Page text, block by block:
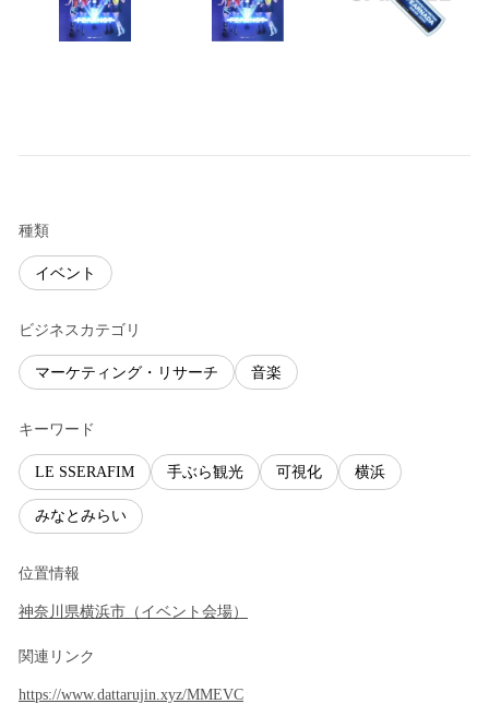
種類
イベント
ビジネスカテゴリ
マーケティング・リサーチ 音楽
キーワード
LE SSERAFIM 手ぶら観光 可視化 横浜
みなとみらい
位置情報
神奈川県横浜市 （ イベント会場）
関連リンク
https://www.dattarujin.xyz/MMEVC